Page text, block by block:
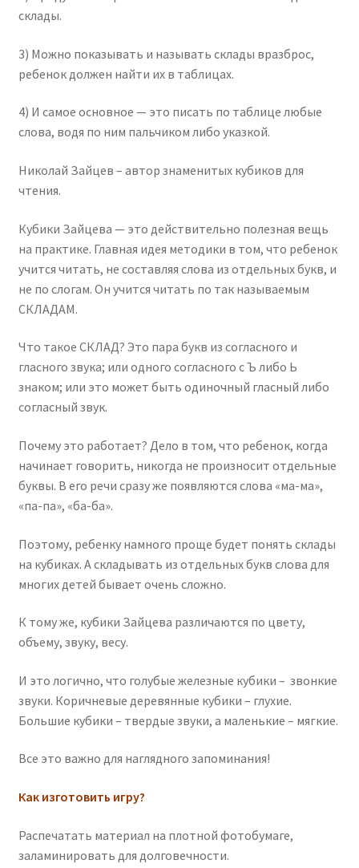
склады.
3) Можно показывать и называть склады вразброс,
ребенок должен найти их в таблицах.
4) И самое основное — это писать по таблице любые
слова, водя по ним пальчиком либо указкой.
Николай Зайцев – автор знаменитых кубиков для
чтения.
Кубики Зайцева — это действительно полезная вещь
на практике. Главная идея методики в том, что ребенок
учится читать, не составляя слова из отдельных букв, и
не по слогам. Он учится читать по так называемым
СКЛАДАМ.
Что такое СКЛАД? Это пара букв из согласного и
гласного звука; или одного согласного с Ъ либо Ь
знаком; или это может быть одиночный гласный либо
согласный звук.
Почему это работает? Дело в том, что ребенок, когда
начинает говорить, никогда не произносит отдельные
буквы. В его речи сразу же появляются слова «ма-ма»,
«па-па», «ба-ба».
Поэтому, ребенку намного проще будет понять склады
на кубиках. А складывать из отдельных букв слова для
многих детей бывает очень сложно.
К тому же, кубики Зайцева различаются по цвету,
объему, звуку, весу.
И это логично, что голубые железные кубики – звонкие
звуки. Коричневые деревянные кубики – глухие.
Большие кубики – твердые звуки, а маленькие – мягкие.
Все это важно для наглядного запоминания!
Как изготовить игру?
Распечатать материал на плотной фотобумаге,
заламинировать для долговечности.